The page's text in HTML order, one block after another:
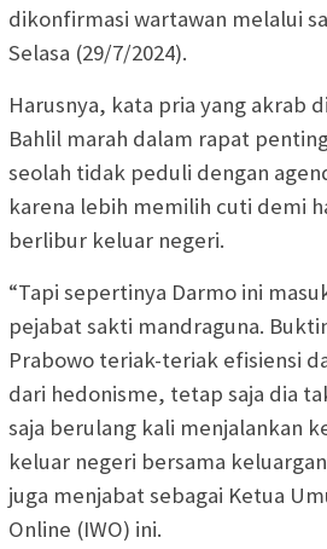
dikonfirmasi wartawan melalui
Selasa (29/7/2024).
Harusnya, kata pria yang akrab
Bahlil marah dalam rapat
seolah tidak peduli dengan
karena lebih memilih cuti demi
berlibur keluar negeri.
“Tapi sepertinya Darmo ini
pejabat sakti mandraguna.
Prabowo teriak-teriak efisiensi
dari hedonisme, tetap saja dia
saja berulang kali menjalankan
keluar negeri bersama
juga menjabat sebagai Ketua
Online (IWO) ini.